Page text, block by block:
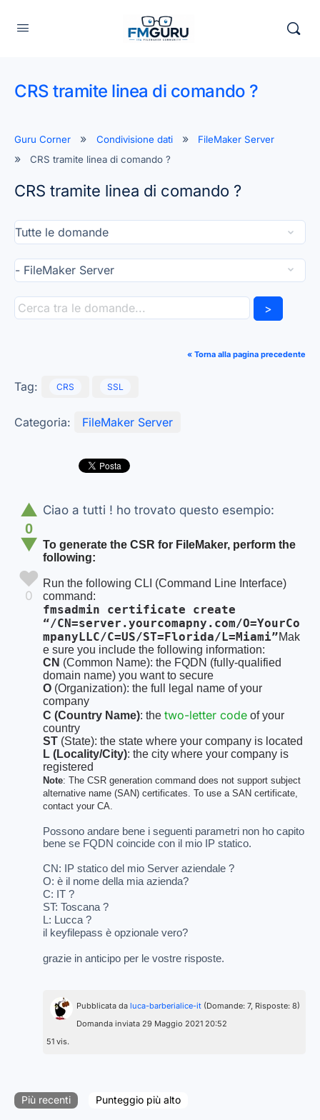
CRS tramite linea di comando ?
Guru Corner Condivisione dati
FileMaker Server
CRS tramite linea di comando ?
CRS tramite linea di comando ?
>
« Torna alla pagina precedente
Tag: CRS SSL
Categoria: FileMaker Server
▲
0
▼
♥
0
Ciao a tutti ! ho trovato questo esempio:
To generate the CSR for FileMaker, perform the
following:
Run the following CLI (Command Line Interface)
command:
fmsadmin certificate create
“/CN=server.yourcomapny.com/O=YourCo
mpanyLLC/C=US/ST=Florida/L=Miami”Mak
e sure you include the following information:
CN (Common Name): the FQDN (fully-qualified
domain name) you want to secure
O (Organization): the full legal name of your
company
C (Country Name): the two-letter code of your
country
ST (State): the state where your company is located
L (Locality/City): the city where your company is
registered
Note: The CSR generation command does not support subject
alternative name (SAN) certificates. To use a SAN certificate,
contact your CA.
Possono andare bene i seguenti parametri non ho capito
bene se FQDN coincide con il mio IP statico.
CN: IP statico del mio Server aziendale ?
O: è il nome della mia azienda?
C: IT ?
ST: Toscana ?
L: Lucca ?
il keyfilepass è opzionale vero?
grazie in anticipo per le vostre risposte.
Pubblicata da luca-barberialice-it (Domande: 7, Risposte: 8)
Domanda inviata 29 Maggio 2021 20:52
51 vis.
Più recenti Punteggio più alto